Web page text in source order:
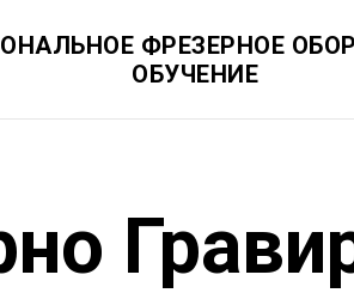
ФРЕЗЕРНОЕ
ОБУЧЕНИЕ